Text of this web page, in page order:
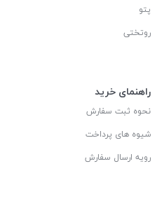
پتو
روتختی
راهنمای خرید
نحوه ثبت سفارش
شیوه های پرداخت
رویه ارسال سفارش